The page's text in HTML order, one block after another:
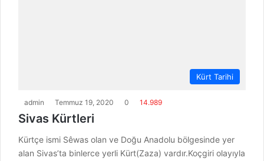
Kürt Tarihi
admin Temmuz 19, 2020 0 14.989
Sivas Kürtleri
Kürtçe ismi Sêwas olan ve Doğu Anadolu bölgesinde yer
alan Sivas’ta binlerce yerli Kürt(Zaza) vardır.Koçgiri olayıyla